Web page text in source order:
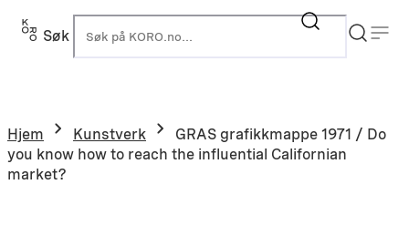
Hopp
Søk
Hjem Kunstverk
GRAS grafikkmappe 1971 / Do
you know how to reach the influential Californian
market?